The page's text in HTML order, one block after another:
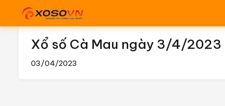
Xổ số Cà Mau ngày 3/4/
03/04/2023